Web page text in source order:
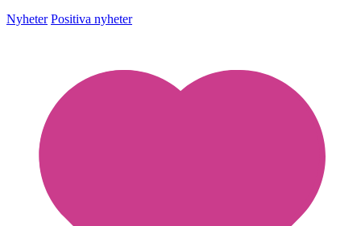
Nyheter Positiva nyheter